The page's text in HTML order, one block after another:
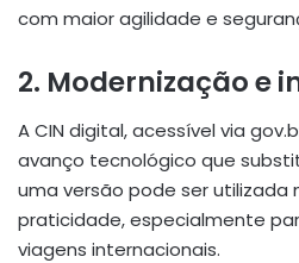
com maior agilidade e
2. Modernização e
A CIN digital, acessível via
avanço tecnológico que
uma versão pode ser utilizada
praticidade, especialmente
viagens internacionais.